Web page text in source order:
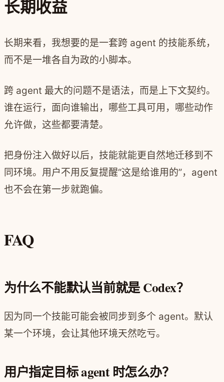
长期收益
长期来看，我想要的是一套跨 agent 的技能系统，
而不是一堆各自为政的小脚本。
跨 agent 最大的问题不是语法，而是上下文契约。
谁在运行，面向谁输出，哪些工具可用，哪些动作
允许做，这些都要清楚。
把身份注入做好以后，技能就能更自然地迁移到不
同环境。用户不用反复提醒“这是给谁用的”，agent
也不会在第一步就跑偏。
FAQ
为什么不能默认当前就是 Codex？
因为同一个技能可能会被同步到多个 agent。默认
某一个环境，会让其他环境天然吃亏。
用户指定目标 agent 时怎么办？